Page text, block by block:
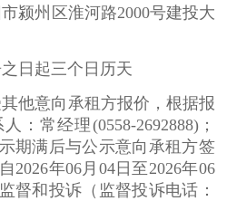
颍州区淮河路2000号建投大
日起三个日历天
他意向承租方报价，根据报
：常经理(0558-2692888)；
期满后与公示意向承租方签
2026年06月04日至2026年06
督和投诉（监督投诉电话：